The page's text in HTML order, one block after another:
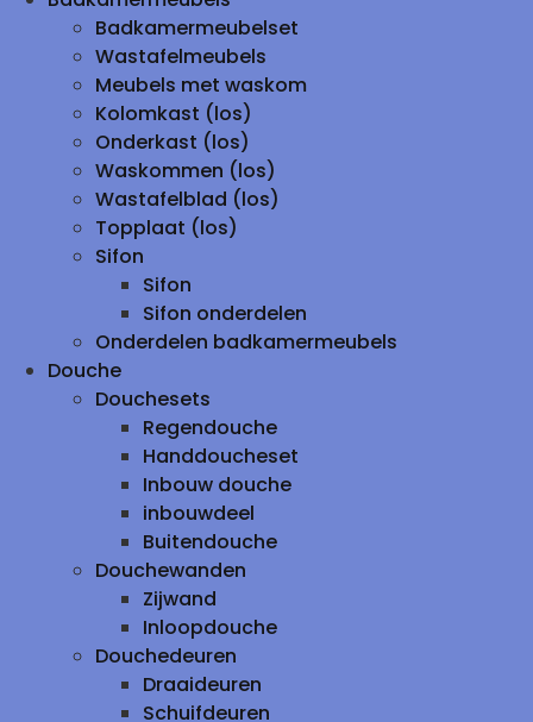
Badkamermeubelset
Wastafelmeubels
Meubels met waskom
Kolomkast (los)
Onderkast (los)
Waskommen (los)
Wastafelblad (los)
Topplaat (los)
Sifon
Sifon
Sifon onderdelen
Onderdelen badkamermeubels
Douche
Douchesets
Regendouche
Handdoucheset
Inbouw douche
inbouwdeel
Buitendouche
Douchewanden
Zijwand
Inloopdouche
Douchedeuren
Draaideuren
Schuifdeuren